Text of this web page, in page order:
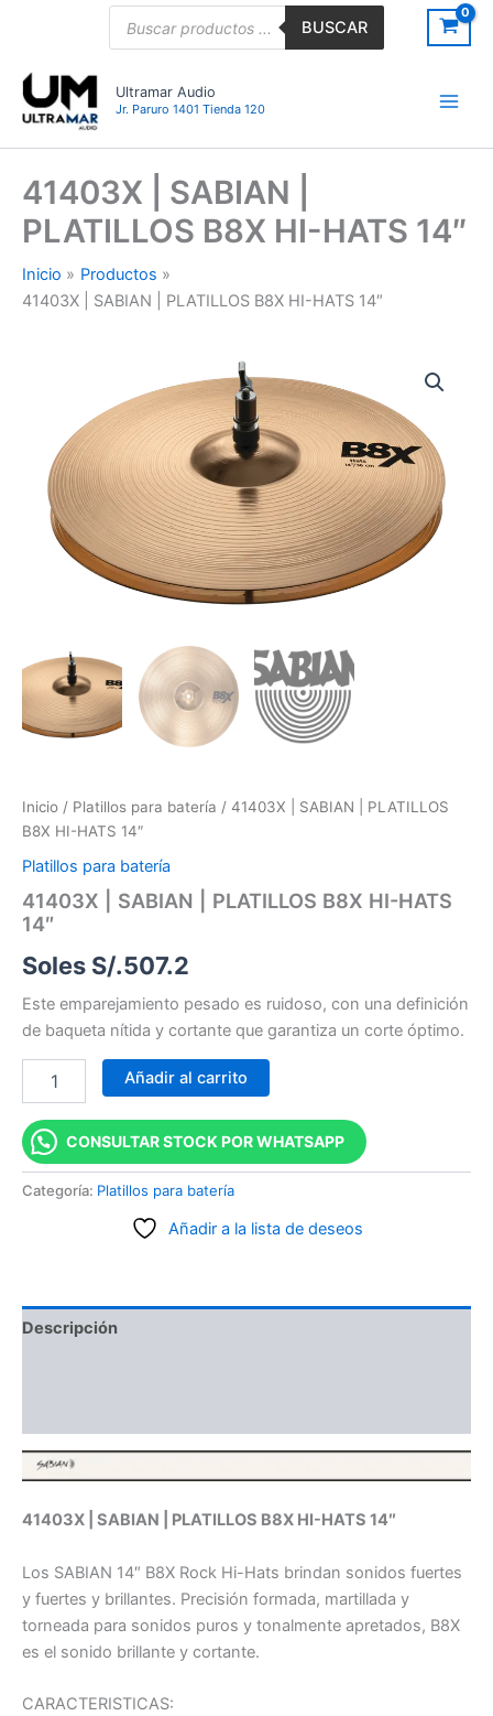
BUSCAR
Ultramar Audio
Jr. Paruro 1401 Tienda 120
41403X | SABIAN |
PLATILLOS B8X HI-HATS 14″
Inicio
Productos
41403X | SABIAN | PLATILLOS B8X HI-HATS 14″
Inicio / Platillos para batería / 41403X | SABIAN | PLATILLOS
B8X HI-HATS 14″
Platillos para batería
41403X | SABIAN | PLATILLOS B8X HI-HATS
14″
Soles S/.507.2
Este emparejamiento pesado es ruidoso, con una definición
de baqueta nítida y cortante que garantiza un corte óptimo.
PLATILLOS
B8X
HATS
cantidad
Añadir al carrito
CONSULTAR STOCK POR WHATSAPP
Categoría: Platillos para batería
Añadir a la lista de deseos
Descripción
41403X | SABIAN | PLATILLOS B8X HI-HATS 14″
Los SABIAN 14″ B8X Rock Hi-Hats brindan sonidos fuertes
y fuertes y brillantes. Precisión formada, martillada y
torneada para sonidos puros y tonalmente apretados, B8X
es el sonido brillante y cortante.
CARACTERISTICAS: